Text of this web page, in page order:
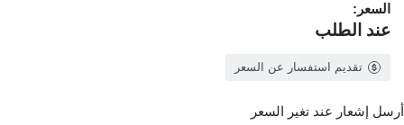
السعر:
عند الطلب
تقديم استفسار عن السعر
أرسل إشعار عند تغير السعر